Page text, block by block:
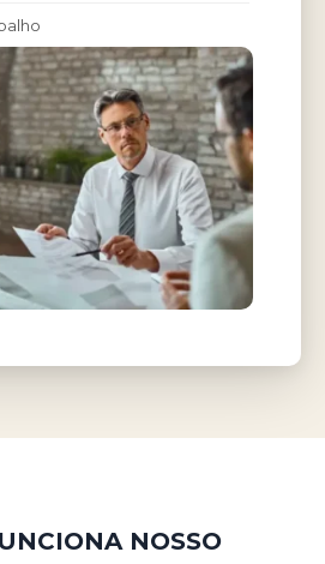
NOSSO